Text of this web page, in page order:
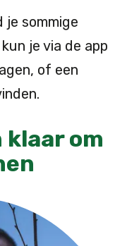
je sommige
je via de app
of een
klaar om